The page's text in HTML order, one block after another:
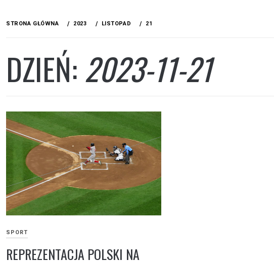
STRONA GŁÓWNA 2023 LISTOPAD 21
DZIEŃ:2023-11-21
SPORT
REPREZENTACJA POLSKI NA